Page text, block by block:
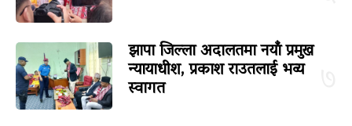
झापा जिल्ला अदालतमा नयाँ प्रमुख
न्यायाधीश, प्रकाश राउतलाई भव्य
स्वागत